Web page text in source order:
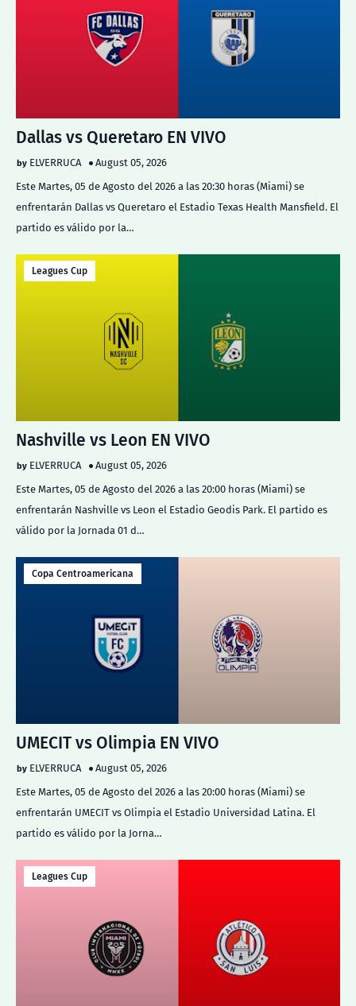
Dallas vs Queretaro EN VIVO
ELVERRUCA
August 05, 2026
Este Martes, 05 de Agosto del 2026 a las 20:30 horas (Miami) se
enfrentarán Dallas vs Queretaro el Estadio Texas Health Mansfield. El
partido es válido por la…
Leagues Cup
Nashville vs Leon EN VIVO
ELVERRUCA
August 05, 2026
Este Martes, 05 de Agosto del 2026 a las 20:00 horas (Miami) se
enfrentarán Nashville vs Leon el Estadio Geodis Park. El partido es
válido por la Jornada 01 d…
Copa Centroamericana
UMECIT vs Olimpia EN VIVO
ELVERRUCA
August 05, 2026
Este Martes, 05 de Agosto del 2026 a las 20:00 horas (Miami) se
enfrentarán UMECIT vs Olimpia el Estadio Universidad Latina. El
partido es válido por la Jorna…
Leagues Cup